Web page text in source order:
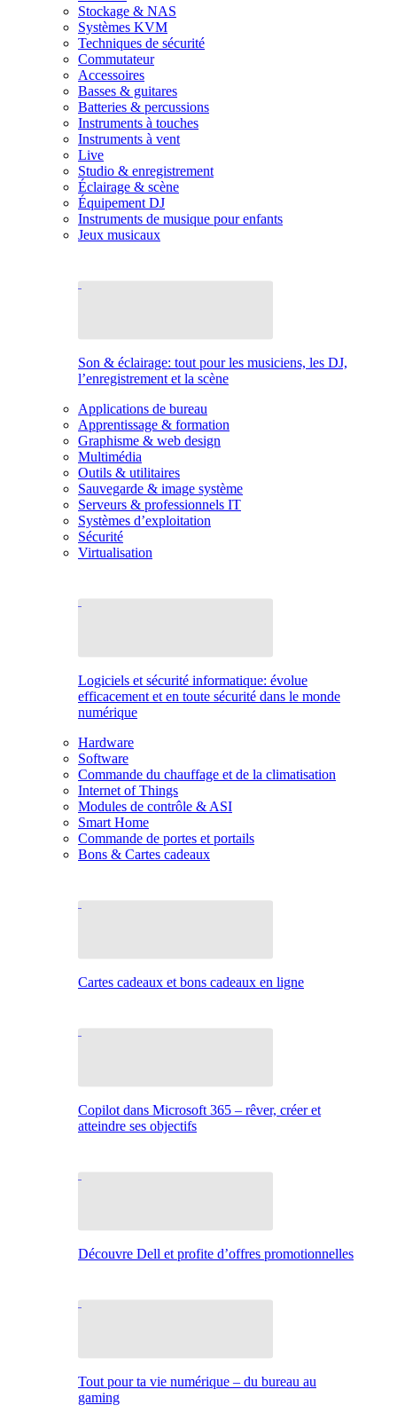
Stockage & NAS
Systèmes KVM
Techniques de sécurité
Commutateur
Accessoires
Basses & guitares
Batteries & percussions
Instruments à touches
Instruments à vent
Live
Studio & enregistrement
Éclairage & scène
Équipement DJ
Instruments de musique pour enfants
Jeux musicaux
Son & éclairage: tout pour les musiciens, les DJ,
l’enregistrement et la scène
Applications de bureau
Apprentissage & formation
Graphisme & web design
Multimédia
Outils & utilitaires
Sauvegarde & image système
Serveurs & professionnels IT
Systèmes d’exploitation
Sécurité
Virtualisation
Logiciels et sécurité informatique: évolue
efficacement et en toute sécurité dans le monde
numérique
Hardware
Software
Commande du chauffage et de la climatisation
Internet of Things
Modules de contrôle & ASI
Smart Home
Commande de portes et portails
Bons & Cartes cadeaux
Cartes cadeaux et bons cadeaux en ligne
Copilot dans Microsoft 365 – rêver, créer et
atteindre ses objectifs
Découvre Dell et profite d’offres promotionnelles
Tout pour ta vie numérique – du bureau au
gaming